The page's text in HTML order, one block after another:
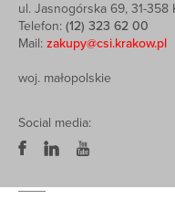
ul. Jasnogórska 69, 31-358
Telefon: (12) 323 62 00
Mail: zakupy@csi.krakow.pl
woj. małopolskie
Social media: